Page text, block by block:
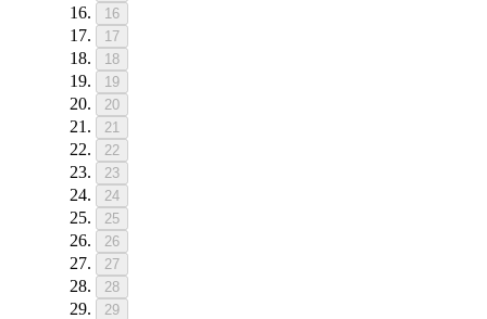
16
17
18
19
20
21
22
23
24
25
26
27
28
29